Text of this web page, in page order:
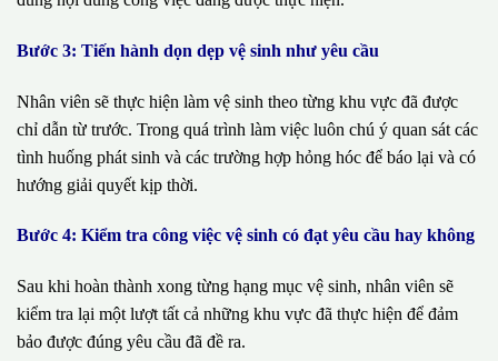
Bước 3: Tiến hành dọn dẹp vệ sinh như yêu cầu
Nhân viên sẽ thực hiện làm vệ sinh theo từng khu vực đã được
chỉ dẫn từ trước. Trong quá trình làm việc luôn chú ý quan sát các
tình huống phát sinh và các trường hợp hỏng hóc để báo lại và có
hướng giải quyết kịp thời.
Bước 4: Kiểm tra công việc vệ sinh có đạt yêu cầu hay không
Sau khi hoàn thành xong từng hạng mục vệ sinh, nhân viên sẽ
kiểm tra lại một lượt tất cả những khu vực đã thực hiện để đảm
bảo được đúng yêu cầu đã đề ra.